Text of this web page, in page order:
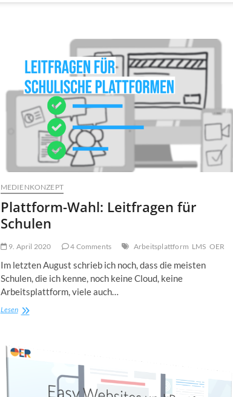
MEDIENKONZEPT
Plattform-Wahl: Leitfragen für
Schulen
9. April 2020 4 Comments Arbeitsplattform LMS OER
Im letzten August schrieb ich noch, dass die meisten
Schulen, die ich kenne, noch keine Cloud, keine
Arbeitsplattform, viele auch…
LesenPlattform-
Schulen